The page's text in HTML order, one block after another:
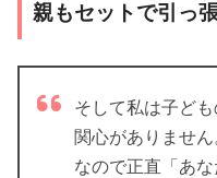
親もセットで引っ
そして私は子ど
関心がありません
なので正直「あ